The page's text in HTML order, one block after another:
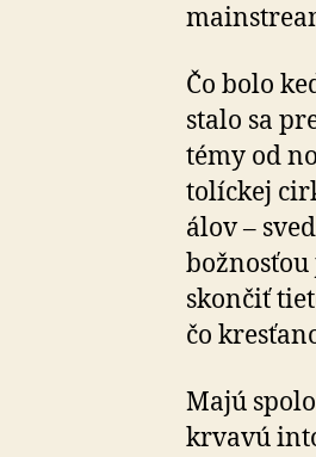
Čo bolo
stalo sa
témy od
to­líckej
álov –
bož­nos­ťou
skončiť
čo
Majú
krvavú